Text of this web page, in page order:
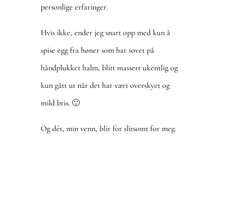
personlige erfaringer.
Hvis ikke, ender jeg snart opp med kun å
spise egg fra høner som har sovet på
håndplukket halm, blitt massert ukentlig og
kun gått ut når det har vært overskyet og
mild bris. 🙂
Og dét, min venn, blir for slitsomt for meg.